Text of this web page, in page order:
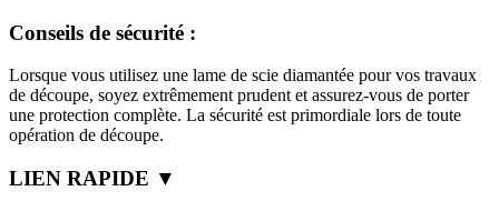
Conseils de sécurité :
Lorsque vous utilisez une lame de scie diamantée pour vos travaux
de découpe, soyez extrêmement prudent et assurez-vous de porter
une protection complète. La sécurité est primordiale lors de toute
opération de découpe.
LIEN RAPIDE ▼